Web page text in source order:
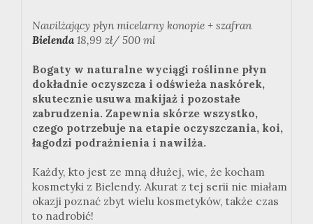
Nawilżający płyn micelarny konopie + szafran
Bielenda18,99 zł/ 500 ml
Bogaty w naturalne wyciągi roślinne płyn
dokładnie oczyszcza i odświeża naskórek,
skutecznie usuwa makijaż i pozostałe
zabrudzenia. Zapewnia skórze wszystko,
czego potrzebuje na etapie oczyszczania, koi,
łagodzi podrażnienia i nawilża.
Każdy, kto jest ze mną dłużej, wie, że kocham
kosmetyki z Bielendy. Akurat z tej serii nie miałam
okazji poznać zbyt wielu kosmetyków, także czas
to nadrobić!